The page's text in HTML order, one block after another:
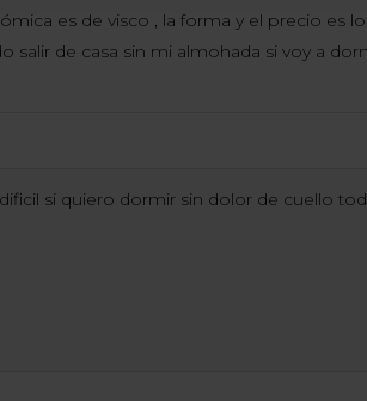
es de visco , la forma y el precio es
salir de casa sin mi almohada si voy a
si quiero dormir sin dolor de cuello